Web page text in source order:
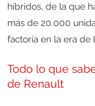
híbridos, de la que
más de 20.000
factoría en la era de
Todo lo que
de Renault